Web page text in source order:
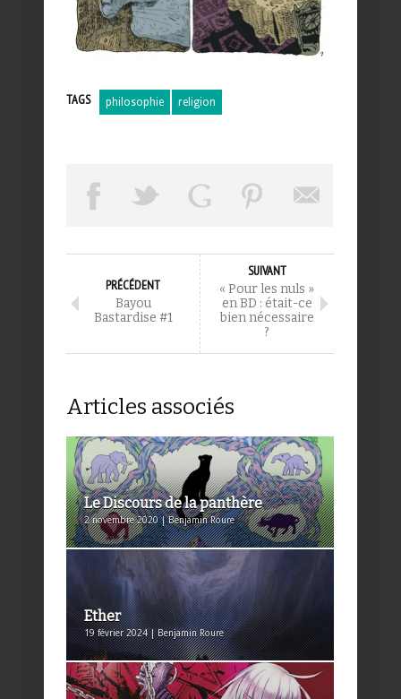
TAGS philosophie religion
PRÉCÉDENT
Bayou
Bastardise #1
SUIVANT
« Pour les nuls »
en BD : était-ce
bien nécessaire
?
Articles associés
Le Discours de la panthère
2 novembre 2020 | Benjamin Roure
Ether
19 février 2024 | Benjamin Roure